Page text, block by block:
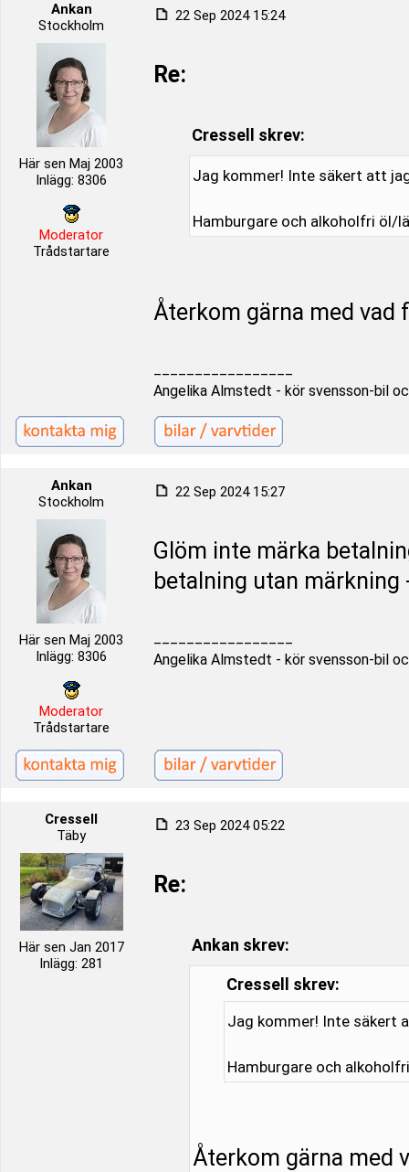
Ankan
Stockholm
Här sen Maj 2003
Inlägg: 8306
Moderator
Trådstartare
22 Sep 2024 15:24
Re:
Cressell skrev:
Jag kommer! Inte säkert att
Hamburgare och alkoholfri öl/
Återkom gärna med
Angelika Almstedt - kör svensson-bil
Ankan
Stockholm
Här sen Maj 2003
Inlägg: 8306
Moderator
Trådstartare
22 Sep 2024 15:27
Glöm inte märka
betalning utan
Angelika Almstedt - kör svensson-bil
Cressell
Täby
Här sen Jan 2017
Inlägg: 281
23 Sep 2024 05:22
Re:
Ankan skrev:
Cressell skrev:
Jag kommer! Inte säkert
Hamburgare och
Återkom gärna med